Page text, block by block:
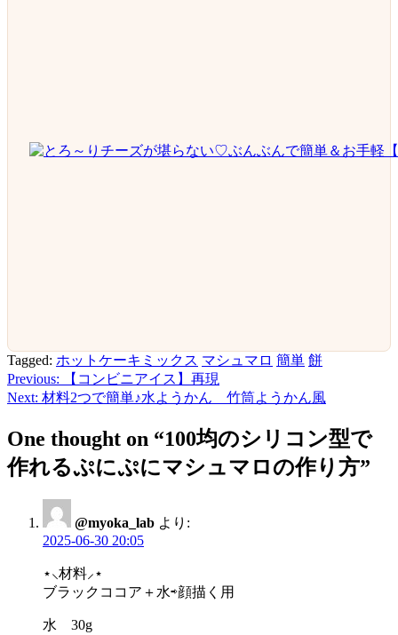
Tagged: ホットケーキミックス マシュマロ 簡単 餅
投
稿
ナ
ビ
Previous:
【コンビニアイス】再現
Next: 材料2つで簡単♪水ようかん 竹筒ようかん風
One thought on “100均のシリコン型で
作れるぷにぷにマシュマロの作り方”
@myoka_lab より:
2025-06-30 20:05
⋆⸜材料⸝⋆
ブラックココア＋水⇨顔描く用
水 30g